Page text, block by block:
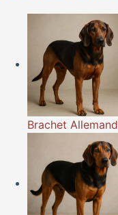
Brachet Allemand